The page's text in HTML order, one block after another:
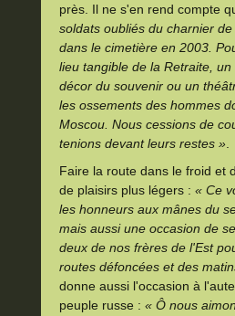
près. Il ne s'en rend compte
soldats oubliés du charnier
dans le cimetière en 2003.
lieu tangible de la Retraite,
décor du souvenir ou un
les ossements des hommes
Moscou. Nous cessions de
tenions devant leurs restes »
Faire la route dans le froid et
de plaisirs plus légers : « Ce
les honneurs aux mânes du
mais aussi une occasion de
deux de nos frères de l'Est
routes défoncées et des
donne aussi l'occasion à
peuple russe : « Ô nous